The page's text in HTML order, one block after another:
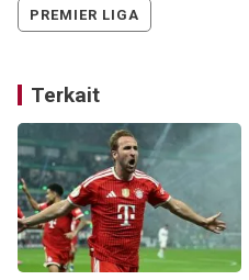
PREMIER LIGA
Terkait